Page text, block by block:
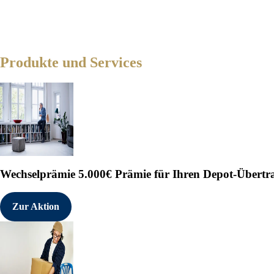
Produkte und Services,
OTS:               TeamBank AG
Produkte und Services
Wechselprämie 5.000€ Prämie für Ihren Depot-
Zur Aktion